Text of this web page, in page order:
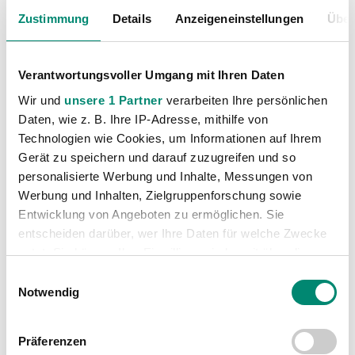
Zustimmung Details Anzeigeneinstellungen
Verantwortungsvoller Umgang mit Ihren Daten
Wir und unsere 1 Partner verarbeiten Ihre persönlichen
Daten, wie z. B. Ihre IP-Adresse, mithilfe von
Technologien wie Cookies, um Informationen auf Ihrem
Gerät zu speichern und darauf zuzugreifen und so
personalisierte Werbung und Inhalte, Messungen von
Werbung und Inhalten, Zielgruppenforschung sowie
Entwicklung von Angeboten zu ermöglichen. Sie
entscheiden darüber, wer Ihre Daten für welche Zwecke
nutzt. Sie können Ihre Einwilligung jederzeit über die
Trigger Symbol ändern oder widerrufen
Erfahren Sie mehr darüber, wie Ihre persönlichen Daten
verarbeitet werden, und legen Sie Ihre Präferenzen im
Notwendig
Präferenzen
(2867)
VORIGER NEWSEINTRAG
TOTO Fan-Runde beim Spiel gegen FC Wacker Innsbruck
NÄCHSTER NEWSEINTRAG
Schultereckgelenk-Verletzung bei René Gartler
WEITERE NEWS